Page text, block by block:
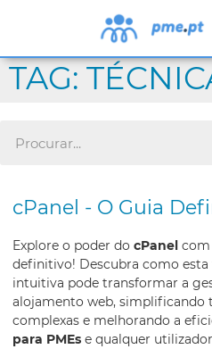
TAG:
cPanel - O Guia
Explore o poder do cPanel com
definitivo! Descubra como
intuitiva pode transformar a
alojamento web, simplificando
complexas e melhorando a
para PMEs e qualquer